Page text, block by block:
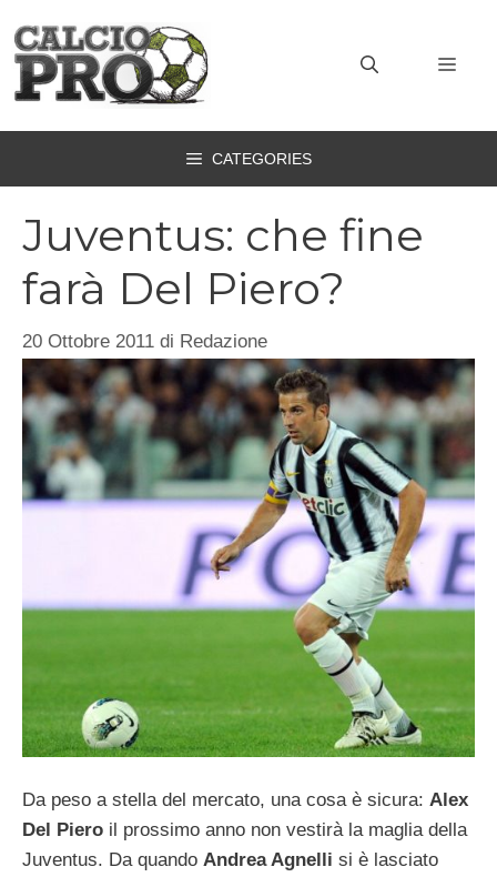
contenuto
CATEGORIES
Juventus: che fine
farà Del Piero?
20 Ottobre 2011 di Redazione
Da peso a stella del mercato, una cosa è sicura: Alex
Del Piero il prossimo anno non vestirà la maglia della
Juventus. Da quando Andrea Agnelli si è lasciato